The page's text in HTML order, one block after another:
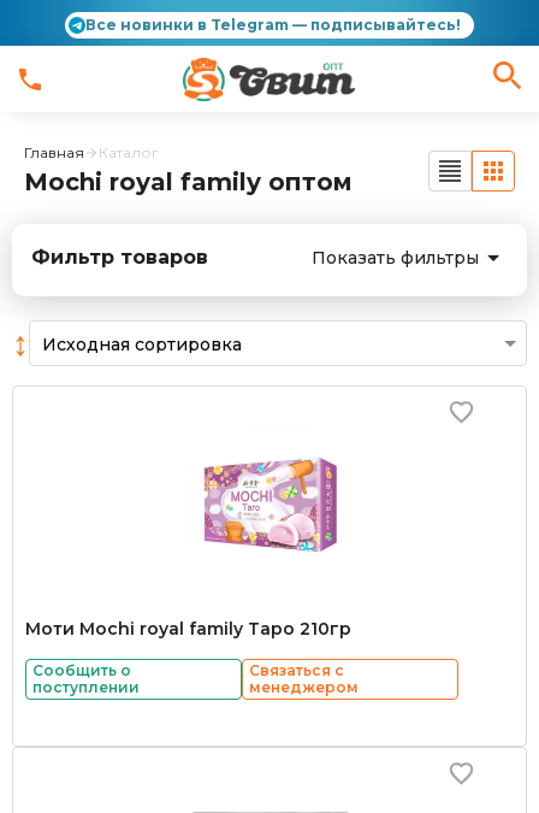
Все новинки в Telegram — подписывайтесь!
Главная Каталог
Mochi royal family оптом
Фильтр товаров Показать фильтры
↕
Моти Mochi royal family Таро 210гр
Сообщить о
поступлении
Связаться с
менеджером